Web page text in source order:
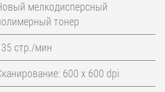
мелкодисперсный
тонер
стр./мин
600 x 600 dpi